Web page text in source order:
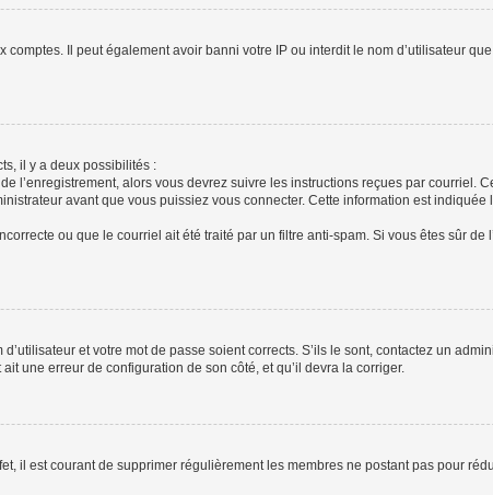
Il peut également avoir banni votre IP ou interdit le nom d’utilisateur
il y a deux possibilités :
l’enregistrement, alors vous devrez suivre les instructions reçues par courriel.
avant que vous puissiez vous connecter. Cette information est indiquée
ou que le courriel ait été traité par un filtre anti-spam. Si vous êtes sûr de
et votre mot de passe soient corrects. S’ils le sont, contactez un
une erreur de configuration de son côté, et qu’il devra la corriger.
il est courant de supprimer régulièrement les membres ne postant pas pour